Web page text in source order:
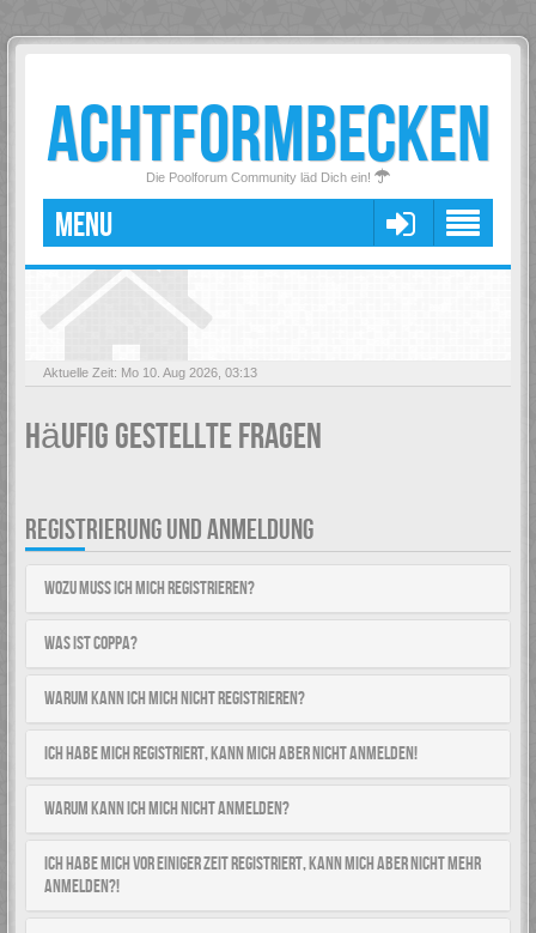
ACHTFORMBECKEN
Die Poolforum Community läd Dich ein!
MENU
Aktuelle Zeit: Mo 10. Aug 2026, 03:13
Häufig gestellte Fragen
REGISTRIERUNG UND ANMELDUNG
Wozu muss ich mich registrieren?
Was ist COPPA?
Warum kann ich mich nicht registrieren?
Ich habe mich registriert, kann mich aber nicht anmelden!
Warum kann ich mich nicht anmelden?
Ich habe mich vor einiger Zeit registriert, kann mich aber nicht mehr
anmelden?!